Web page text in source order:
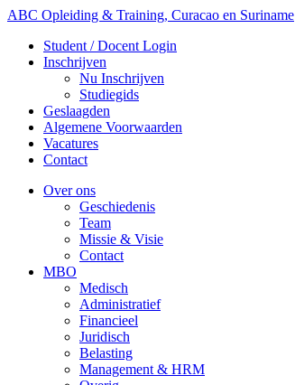
ABC Opleiding & Training, Curacao en Suriname
Student / Docent Login
Inschrijven
Nu Inschrijven
Studiegids
Geslaagden
Algemene Voorwaarden
Vacatures
Contact
Over ons
Geschiedenis
Team
Missie & Visie
Contact
MBO
Medisch
Administratief
Financieel
Juridisch
Belasting
Management & HRM